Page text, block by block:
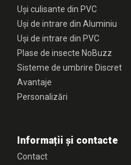
Uși culisante din PVC
Uși de intrare din Aluminiu
Uși de intrare din PVC
Plase de insecte NoBuzz
Sisteme de umbrire Discret
Avantaje
Personalizări
Informații și contacte
Contact